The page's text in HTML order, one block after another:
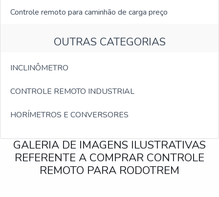
Controle remoto para caminhão de carga preço
OUTRAS CATEGORIAS
INCLINÔMETRO
CONTROLE REMOTO INDUSTRIAL
HORÍMETROS E CONVERSORES
GALERIA DE IMAGENS ILUSTRATIVAS
REFERENTE A COMPRAR CONTROLE
REMOTO PARA RODOTREM